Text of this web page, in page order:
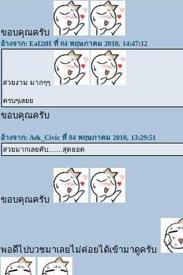
ขอบคุณครับ
อ้างจาก: EaI2tH ที่ 04 พฤษภาคม 2010, 14:47:12
สวยงาม มากๆๆ
ครบๆเลยย
ขอบคุณครับ
อ้างจาก: Aek_Civic ที่ 04 พฤษภาคม 2010, 13:29:51
สวยมากเลยคับ.......สุดยอด
ขอบคุณครับ
พอดีไปบวชมาเลยไม่ค่อยได้เข้ามาดูครับ